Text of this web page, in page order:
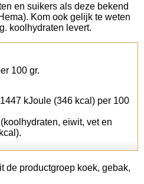
en suikers als deze bekend
Kom ook gelijk te weten
koolhydraten levert.
100 gr.
kJoule (346 kcal) per 100
eiwit, vet en
de productgroep koek, gebak,